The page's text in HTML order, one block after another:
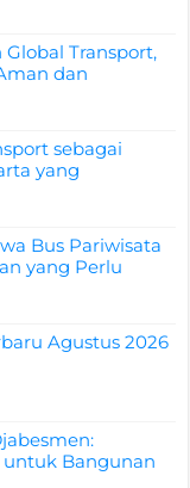
Transport,
dan
sebagai
yang
Bus Pariwisata
yang Perlu
Agustus 2026
Bangunan